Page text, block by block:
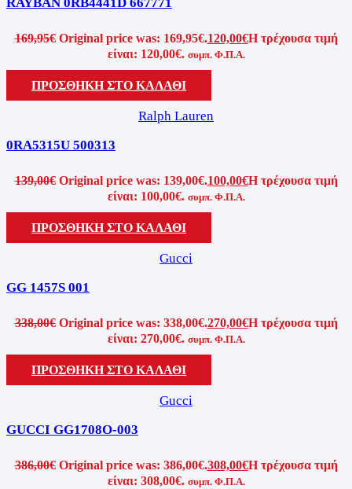
169,95€ Original price was: 169,95€.120,00€Η τρέχουσα τιμή
είναι: 120,00€. συμπ. Φ.Π.Α.
ΠΡΟΣΘΗΚΗ ΣΤΟ ΚΑΛΑΘΙ
Ralph Lauren
0RA5315U 500313
139,00€ Original price was: 139,00€.100,00€Η τρέχουσα τιμή
είναι: 100,00€. συμπ. Φ.Π.Α.
ΠΡΟΣΘΗΚΗ ΣΤΟ ΚΑΛΑΘΙ
Gucci
GG 1457S 001
338,00€ Original price was: 338,00€.270,00€Η τρέχουσα τιμή
είναι: 270,00€. συμπ. Φ.Π.Α.
ΠΡΟΣΘΗΚΗ ΣΤΟ ΚΑΛΑΘΙ
Gucci
GUCCI GG1708O-003
386,00€ Original price was: 386,00€.308,00€Η τρέχουσα τιμή
είναι: 308,00€. συμπ. Φ.Π.Α.